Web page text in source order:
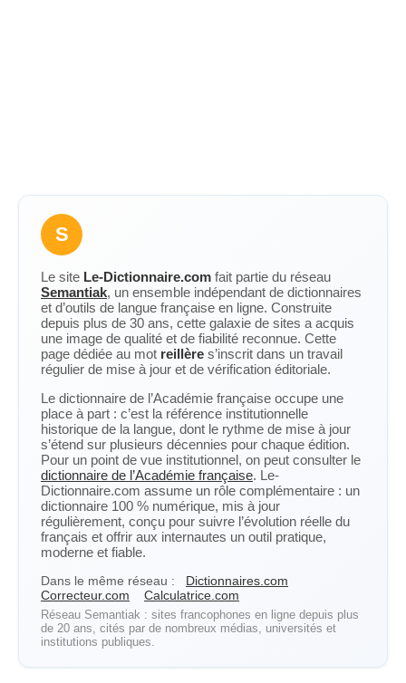
S
Le site Le-Dictionnaire.com fait partie du réseau
Semantiak, un ensemble indépendant de dictionnaires
et d’outils de langue française en ligne. Construite
depuis plus de 30 ans, cette galaxie de sites a acquis
une image de qualité et de fiabilité reconnue. Cette
page dédiée au mot reillère s’inscrit dans un travail
régulier de mise à jour et de vérification éditoriale.
Le dictionnaire de l’Académie française occupe une
place à part : c’est la référence institutionnelle
historique de la langue, dont le rythme de mise à jour
s’étend sur plusieurs décennies pour chaque édition.
Pour un point de vue institutionnel, on peut consulter le
dictionnaire de l’Académie française. Le-
Dictionnaire.com assume un rôle complémentaire : un
dictionnaire 100 % numérique, mis à jour
régulièrement, conçu pour suivre l’évolution réelle du
français et offrir aux internautes un outil pratique,
moderne et fiable.
Dans le même réseau :
Dictionnaires.com
Correcteur.com
Calculatrice.com
Réseau Semantiak : sites francophones en ligne depuis plus
de 20 ans, cités par de nombreux médias, universités et
institutions publiques.